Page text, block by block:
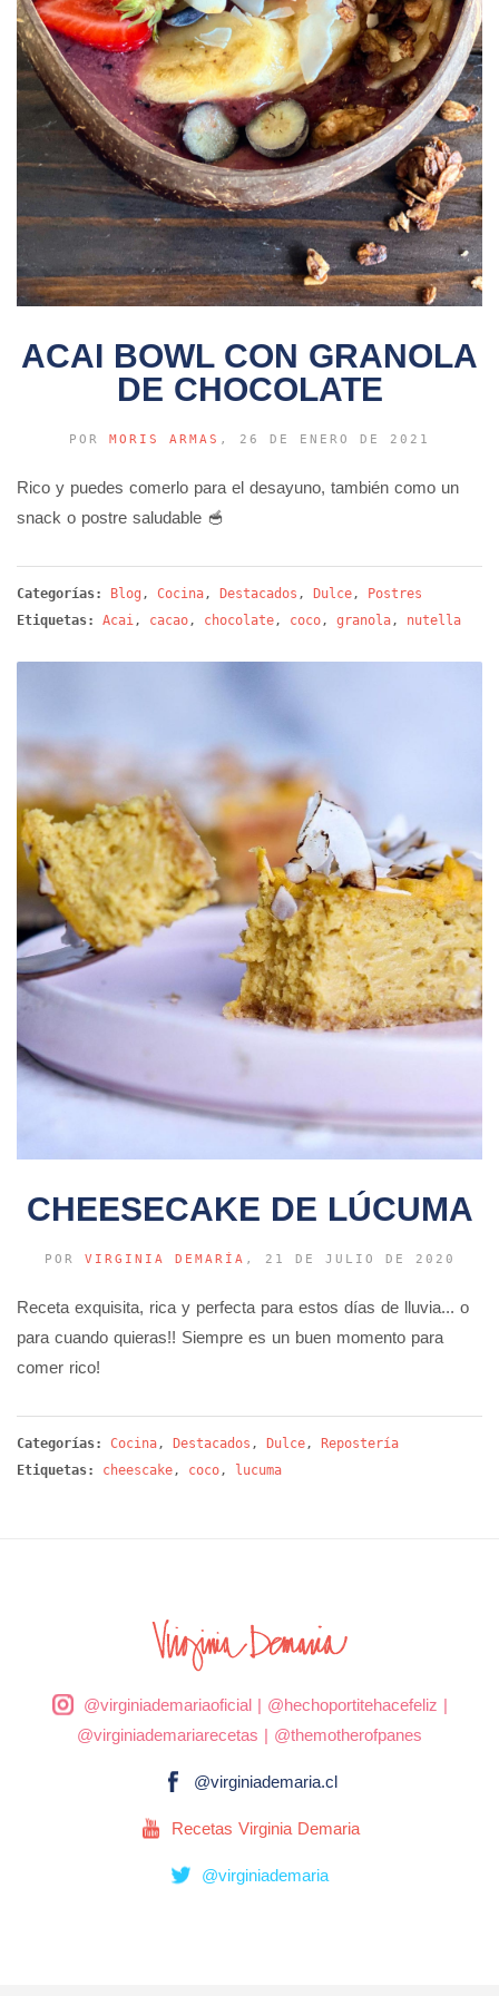
ACAI BOWL CON GRANOLA
DE CHOCOLATE
POR MORIS ARMAS , 26 DE ENERO DE 2021
Rico y puedes comerlo para el desayuno, también como un
snack o postre saludable 🥣
Categorías: Blog , Cocina , Destacados , Dulce , Postres
Etiquetas:
Acai , cacao , chocolate , coco , granola , nutella
CHEESECAKE DE LÚCUMA
POR VIRGINIA DEMARÍA , 21 DE JULIO DE 2020
Receta exquisita, rica y perfecta para estos días de lluvia... o
para cuando quieras!! Siempre es un buen momento para
comer rico!
Categorías: Cocina, Destacados , Dulce,
Repostería
Etiquetas:
cheescake, coco, lucuma
@virginiademariaoficial| @hechoportitehacefeliz |
@virginiademariarecetas | @themotherofpanes
@virginiademaria.cl
Recetas Virginia Demaria
@virginiademaria